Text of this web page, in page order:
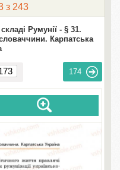
з 243
Румунії - § 31.
Карпатська
174